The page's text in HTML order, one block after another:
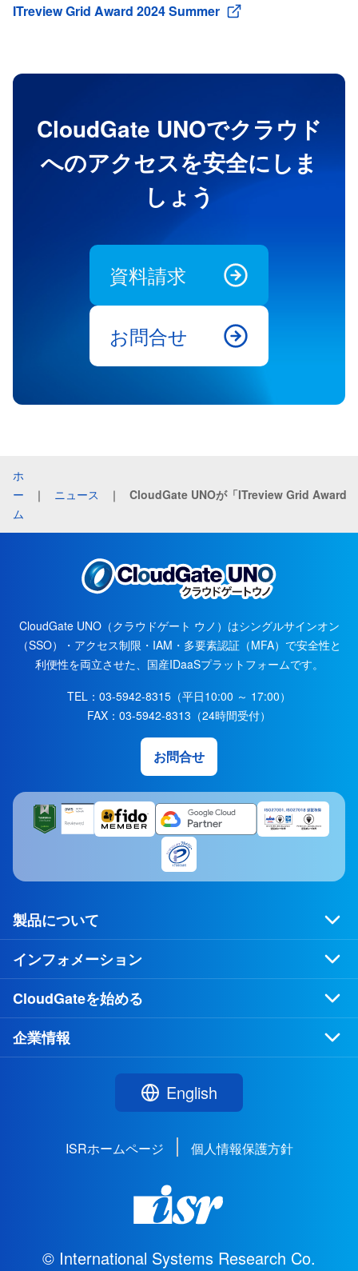
ITreview Grid Award 2024 Summer
CloudGate UNOでクラウド
へのアクセスを安全にしま
しょう
資料請求
お問合せ
ホ
ー
ム
｜ ニュース ｜
CloudGate UNO（クラウドゲート ウノ）はシングルサインオン
（SSO）・アクセス制限・IAM・多要素認証（MFA）で安全性と
利便性を両立させた、国産IDaaSプラットフォームです。
TEL：03-5942-8315（平日10:00 ～ 17:00）
FAX：03-5942-8313（24時間受付）
お問合せ
製品について
インフォメーション
CloudGateを始める
企業情報
English
ISRホームページ 個人情報保護方針
© International Systems Research Co.